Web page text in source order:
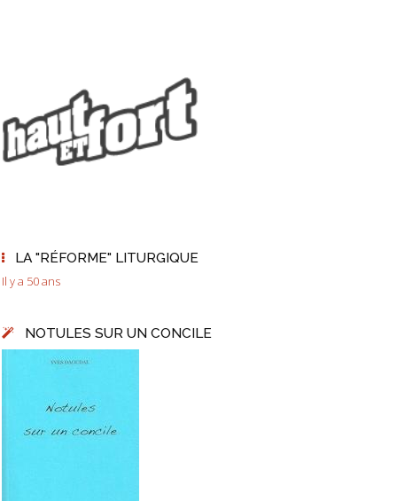
LA "RÉFORME" LITURGIQUE
Il y a 50 ans
NOTULES SUR UN CONCILE